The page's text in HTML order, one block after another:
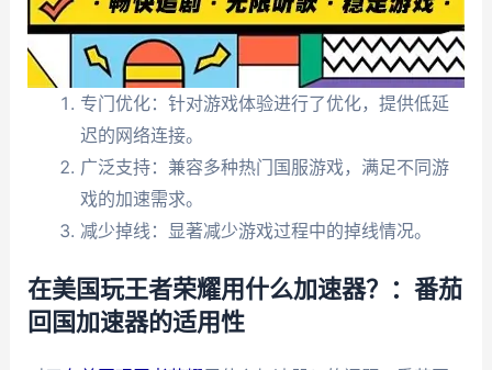
专门优化：针对游戏体验进行了优化，提供低延
迟的网络连接。
广泛支持：兼容多种热门国服游戏，满足不同游
戏的加速需求。
减少掉线：显著减少游戏过程中的掉线情况。
在美国玩王者荣耀用什么加速器？：番茄
回国加速器的适用性